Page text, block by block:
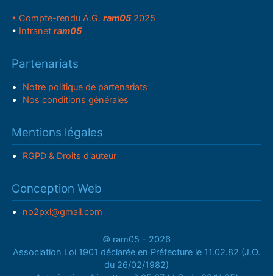
• Compte-rendu A.G.ram05 2025
• Intranetram05
Partenariats
Notre politique de partenariats
Nos conditions générales
Mentions légales
RGPD & Droits d'auteur
Conception Web
no2pxl@gmail.com
© ram05 - 2026
Association Loi 1901 déclarée en Préfecture le 11.02.82 (J.O.
du 26/02/1982)